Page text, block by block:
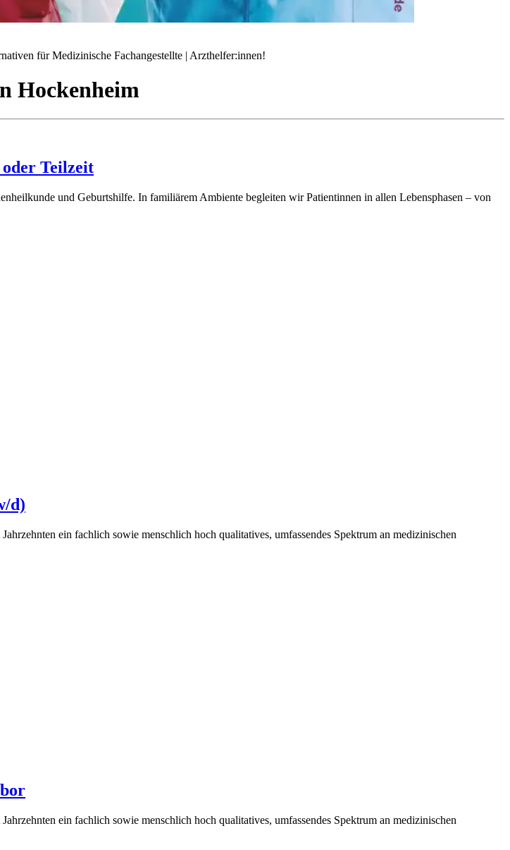
für Medizinische Fachangestellte | Arzthelfer:innen!
Hockenheim
Teilzeit
und Geburtshilfe. In familiärem Ambiente begleiten wir Patientinnen in allen Lebensphasen – von
d)
ein fachlich sowie menschlich hoch qualitatives, umfassendes Spektrum an medizinischen
ein fachlich sowie menschlich hoch qualitatives, umfassendes Spektrum an medizinischen